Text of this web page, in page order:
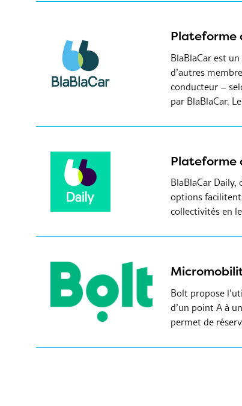
Plateforme
BlaBlaCar est
d’autres
conducteur –
par BlaBlaCar.
Plateforme
BlaBlaCar
options facilitent
collectivités en
Bolt propose
d’un point A à
permet de